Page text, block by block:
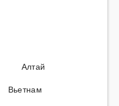
Алтай
Вьетнам